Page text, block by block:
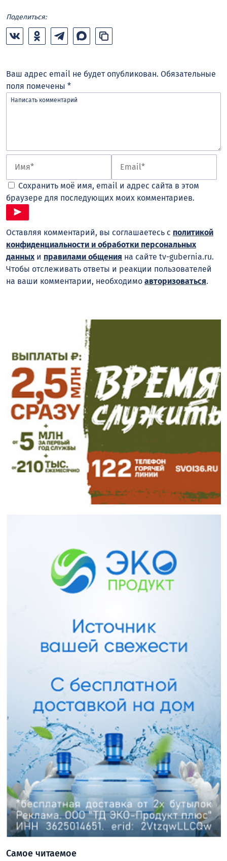
Поделиться:
Ваш адрес email не будет опубликован. Обязательные
поля помечены *
Сохранить моё имя, email и адрес сайта в этом
браузере для последующих моих комментариев.
Оставляя комментарий, вы соглашаетесь с политикой
конфиденциальности и обработки персональных
данныхи правилами общения на сайте tv-gubernia.ru.
Чтобы отслеживать ответы и реакции пользователей
на ваши комментарии, необходимо авторизоваться.
Самое читаемое